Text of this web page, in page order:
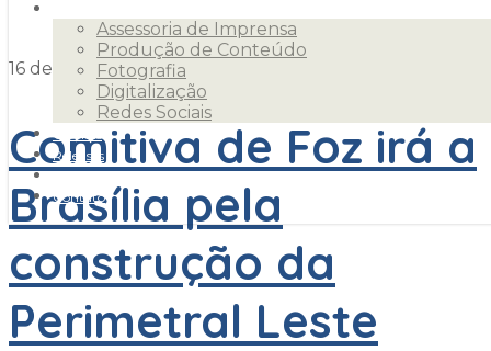
Assessoria de Imprensa
Produção de Conteúdo
Fotografia
Digitalização
Redes Sociais
Clientes
Releases
Blog
Contato
16 de novembro de 2018
Comitiva de Foz irá a
Brasília pela
construção da
Perimetral Leste